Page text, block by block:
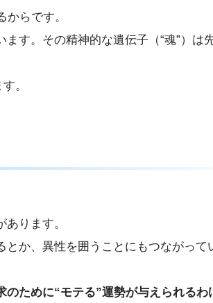
からです。
す。その精神的な遺伝子（“魂”）は
。
ります。
か、異性を囲うことにもつながって
ために“モテる”運勢が与えられるわ